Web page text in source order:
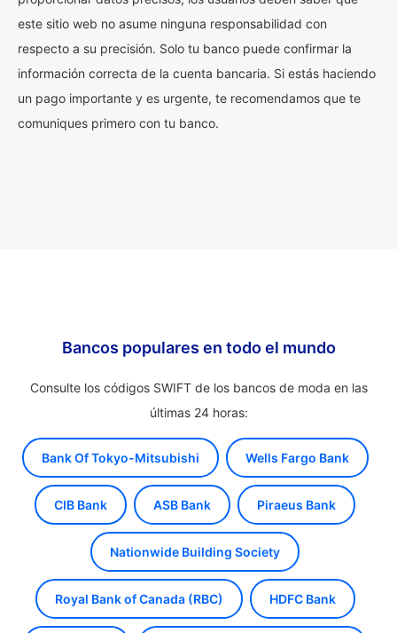
este sitio web no asume ninguna responsabilidad con
respecto a su precisión. Solo tu banco puede confirmar la
información correcta de la cuenta bancaria. Si estás haciendo
un pago importante y es urgente, te recomendamos que te
comuniques primero con tu banco.
Bancos populares en todo el mundo
Consulte los códigos SWIFT de los bancos de moda en las
últimas 24 horas:
Bank Of Tokyo-Mitsubishi Wells Fargo Bank
CIB Bank ASB Bank Piraeus Bank
Nationwide Building Society
Royal Bank of Canada (RBC) HDFC Bank